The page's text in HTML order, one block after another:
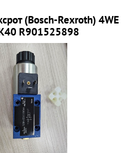
(Bosch-Rexroth) 4WE
R901525898